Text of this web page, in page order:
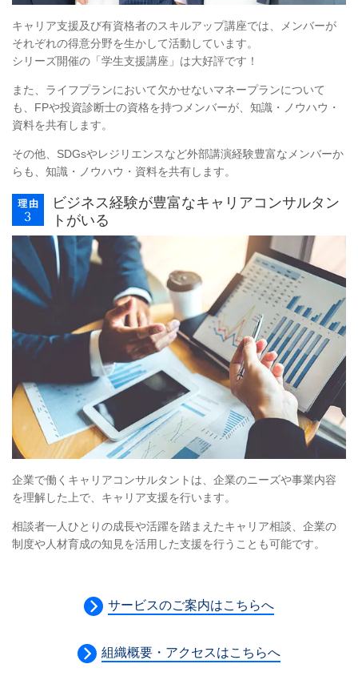
キャリア支援及び有資格者のスキルアップ講座では、メンバーが
それぞれの得意分野を生かして活動しています。
シリーズ開催の「学生支援講座」は大好評です！
また、ライフプランにおいて欠かせないマネープランについて
も、FPや投資診断士の資格を持つメンバーが、知識・ノウハウ・
資料を共有します。
その他、SDGsやレジリエンスなど外部講演経験豊富なメンバーか
らも、知識・ノウハウ・資料を共有します。
ビジネス経験が豊富なキャリアコンサルタン
トがいる
企業で働くキャリアコンサルタントは、企業のニーズや事業内容
を理解した上で、キャリア支援を行います。
相談者一人ひとりの成長や活躍を踏まえたキャリア相談、企業の
制度や人材育成の知見を活用した支援を行うことも可能です。
サービスのご案内はこちらへ
組織概要・アクセスはこちらへ